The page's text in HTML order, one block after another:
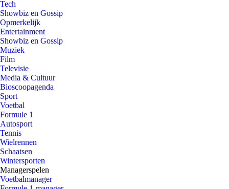
Tech
Showbiz en Gossip
Opmerkelijk
Entertainment
Showbiz en Gossip
Muziek
Film
Televisie
Media & Cultuur
Bioscoopagenda
Sport
Voetbal
Formule 1
Autosport
Tennis
Wielrennen
Schaatsen
Wintersporten
Managerspelen
Voetbalmanager